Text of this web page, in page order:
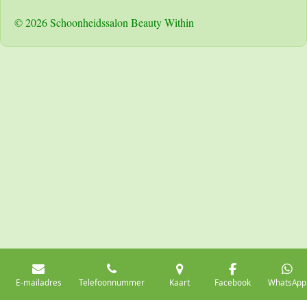
© 2026 Schoonheidssalon Beauty Within
E-mailadres Telefoonnummer Kaart Facebook WhatsApp